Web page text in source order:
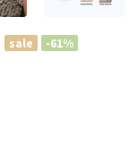
sale -61%